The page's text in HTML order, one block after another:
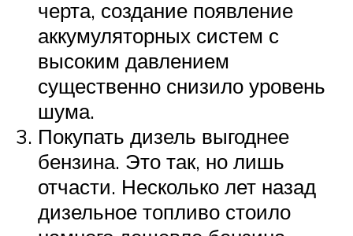
черта, создание появление
аккумуляторных систем с
высоким давлением
существенно снизило уровень
шума.
Покупать дизель выгоднее
бензина. Это так, но лишь
отчасти. Несколько лет назад
дизельное топливо стоило